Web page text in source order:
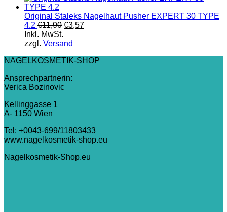
Original Staleks Nagelhaut Pusher EXPERT 30 TYPE
4.2 €11,90 €3,57
Inkl. MwSt.
zzgl. Versand
NAGELKOSMETIK-SHOP
Ansprechpartnerin:
Verica Bozinovic
Kellinggasse 1
A- 1150 Wien
Tel: +0043-699/11803433
www.nagelkosmetik-shop.eu
Nagelkosmetik-Shop.eu